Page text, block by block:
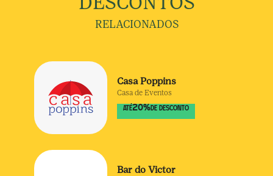
RELACIONADOS
Casa Poppins
Casa de Eventos
ATÉ20% DE DESCONTO
Bar do Victor